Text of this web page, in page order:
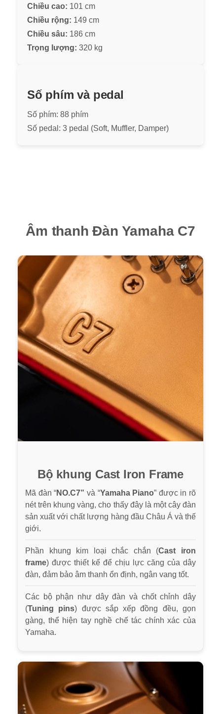
Chiều cao: 101 cm
Chiều rộng: 149 cm
Chiều sâu: 186 cm
Trọng lượng: 320 kg
Số phím và pedal
Số phím: 88 phím
Số pedal: 3 pedal (Soft, Muffler, Damper)
Âm thanh Đàn Yamaha C7
Bộ khung Cast Iron Frame
Mã đàn “NO.C7” và “Yamaha Piano” được in rõ
nét trên khung vàng, cho thấy đây là một cây đàn
sản xuất với chất lượng hàng đầu Châu Á và thế
giới.
Phần khung kim loại chắc chắn (Cast iron
frame) được thiết kế để chịu lực căng của dây
đàn, đảm bảo âm thanh ổn định, ngân vang tốt.
Các bộ phận như dây đàn và chốt chỉnh dây
(Tuning pins) được sắp xếp đồng đều, gọn
gàng, thể hiện tay nghề chế tác chính xác của
Yamaha.